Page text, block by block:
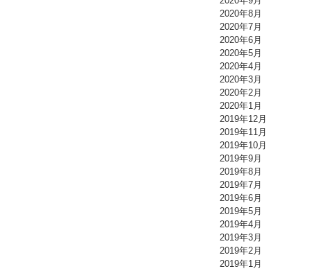
2020年8月
2020年7月
2020年6月
2020年5月
2020年4月
2020年3月
2020年2月
2020年1月
2019年12月
2019年11月
2019年10月
2019年9月
2019年8月
2019年7月
2019年6月
2019年5月
2019年4月
2019年3月
2019年2月
2019年1月